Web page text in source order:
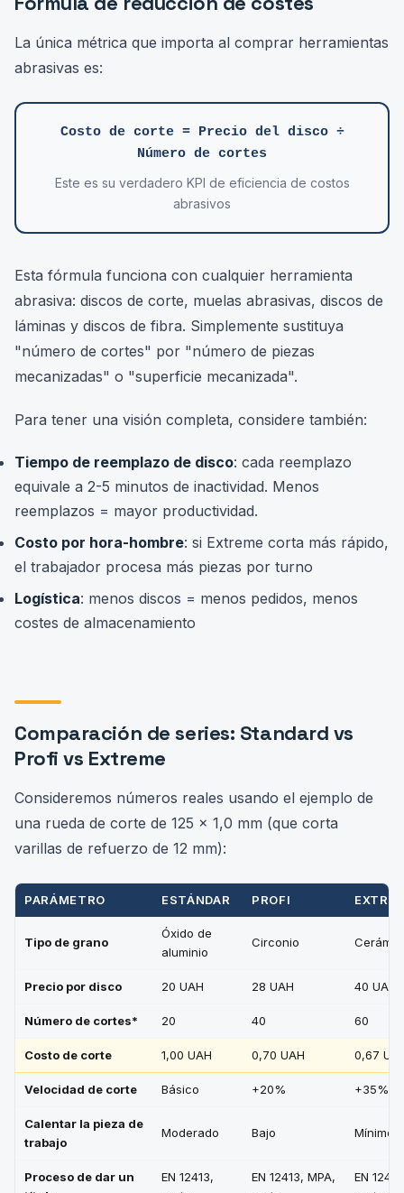
La única métrica que importa al comprar herramientas
abrasivas es:
Costo de corte = Precio del disco ÷
Número de cortes
Este es su verdadero KPI de eficiencia de costos
abrasivos
Esta fórmula funciona con cualquier herramienta
abrasiva: discos de corte, muelas abrasivas, discos de
láminas y discos de fibra. Simplemente sustituya
"número de cortes" por "número de piezas
mecanizadas" o "superficie mecanizada".
Para tener una visión completa, considere también:
Tiempo de reemplazo de disco: cada reemplazo
equivale a 2-5 minutos de inactividad. Menos
reemplazos = mayor productividad.
Costo por hora-hombre: si Extreme corta más rápido,
el trabajador procesa más piezas por turno
Logística: menos discos = menos pedidos, menos
costes de almacenamiento
Comparación de series: Standard vs
Profi vs Extreme
Consideremos números reales usando el ejemplo de
una rueda de corte de 125 x 1,0 mm (que corta
varillas de refuerzo de 12 mm):
PARÁMETRO ESTÁNDAR PROFI
Tipo de grano
Óxido de
aluminio
Circonio
Precio por disco 20 UAH 28 UAH 40 UAH
Número de cortes* 20 40 60
Costo de corte 1,00 UAH 0,70 UAH 0,67
Velocidad de corte Básico +20% +35%
Calentar la pieza de
trabajo
Moderado Bajo Mínimo
Proceso de dar un
EN 12413,
EN 12413, MPA,
EN